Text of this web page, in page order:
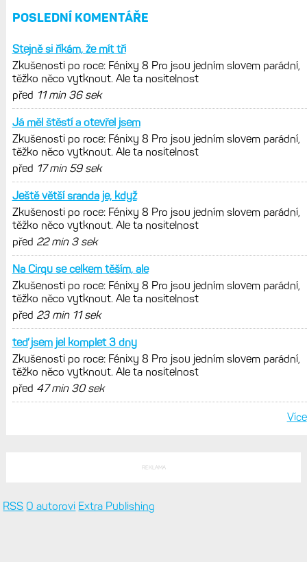
POSLEDNÍ KOMENTÁŘE
Stejně si říkám, že mít tři
Zkušenosti po roce: Fénixy 8 Pro jsou jedním slovem parádní,
těžko něco vytknout. Ale ta nositelnost
před 11 min 36 sek
Já měl štěstí a otevřel jsem
Zkušenosti po roce: Fénixy 8 Pro jsou jedním slovem parádní,
těžko něco vytknout. Ale ta nositelnost
před 17 min 59 sek
Ještě větší sranda je, když
Zkušenosti po roce: Fénixy 8 Pro jsou jedním slovem parádní,
těžko něco vytknout. Ale ta nositelnost
před 22 min 3 sek
Na Cirqu se celkem těším, ale
Zkušenosti po roce: Fénixy 8 Pro jsou jedním slovem parádní,
těžko něco vytknout. Ale ta nositelnost
před 23 min 11 sek
teď jsem jel komplet 3 dny
Zkušenosti po roce: Fénixy 8 Pro jsou jedním slovem parádní,
těžko něco vytknout. Ale ta nositelnost
před 47 min 30 sek
Více
REKLAMA
RSS O autorovi Extra Publishing